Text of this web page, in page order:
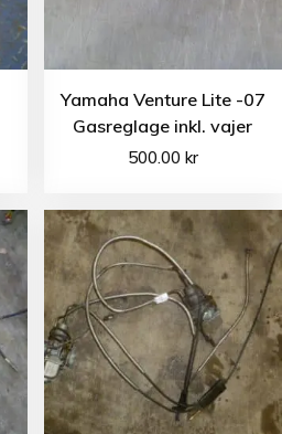
Yamaha Venture Lite -07
Gasreglage inkl. vajer
500.00 kr